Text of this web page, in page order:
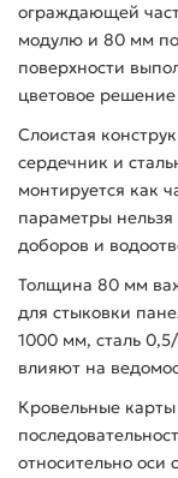
ограждающей
модулю и 80 мм
поверхности
цветовое решение
Слоистая
сердечник и
монтируется как
параметры нельзя
доборов и
Толщина 80 мм
для стыковки
1000 мм, сталь
влияют на
Кровельные
относительно оси